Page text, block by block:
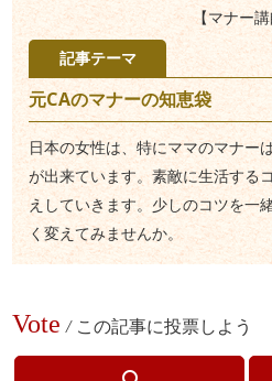
【マナー講
記事テーマ
元CAのマナーの知恵袋
日本の女性は、特にママのマナー
が出来ています。素敵に生活する
えしていきます。少しのコツを一
く変えてみませんか。
Vote / この記事に投票しよう